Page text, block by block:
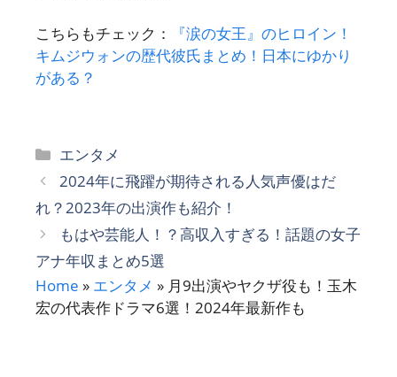
こちらもチェック：
『涙の女王』のヒロイン！
キムジウォンの歴代彼氏まとめ！日本にゆかり
がある？
カ
テ
リ
ー
エンタメ
2024年に飛躍が期待される人気声優はだ
れ？2023年の出演作も紹介！
もはや芸能人！？高収入すぎる！話題の女子
アナ年収まとめ5選
Home » エンタメ » 月9出演やヤクザ役も！玉木
宏の代表作ドラマ6選！2024年最新作も